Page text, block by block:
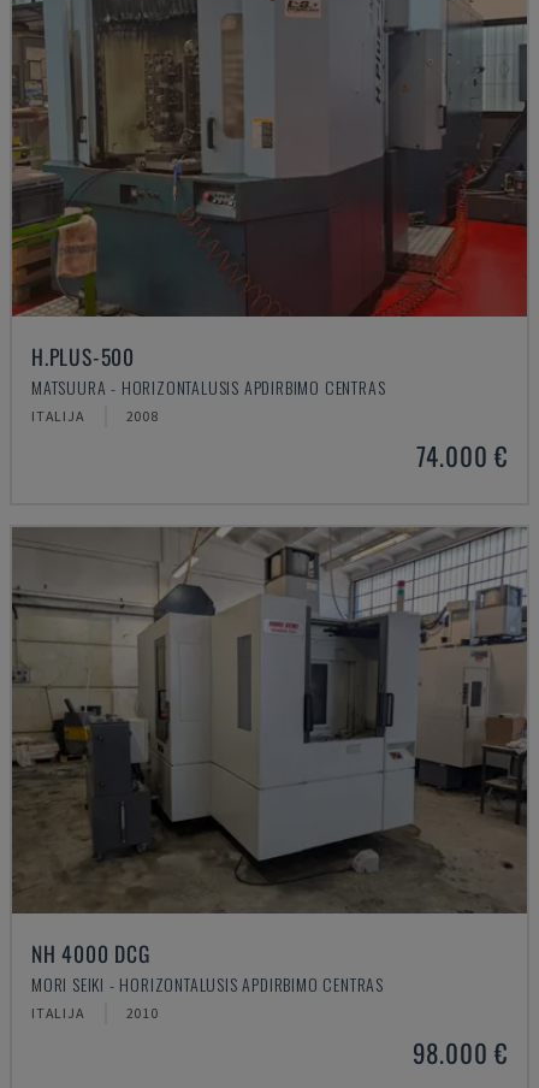
H.PLUS-500
MATSUURA - HORIZONTALUSIS APDIRBIMO CENTRAS
ITALIJA 2008
74.000 €
NH 4000 DCG
MORI SEIKI - HORIZONTALUSIS APDIRBIMO CENTRAS
ITALIJA 2010
98.000 €